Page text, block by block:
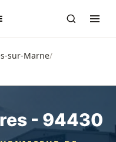
sur-Marne/
- 94430